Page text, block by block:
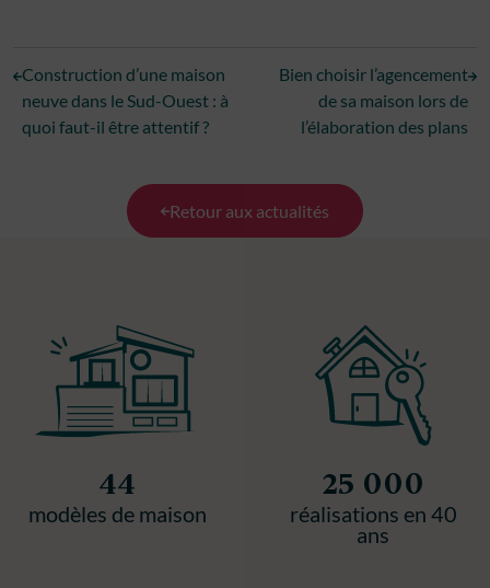
Construction d’une maison
neuve dans le Sud-Ouest : à
quoi faut-il être attentif ?
Bien choisir l’agencement
de sa maison lors de
l’élaboration des plans
Retour aux actualités
44
modèles de maison
25 000
réalisations en 40
ans